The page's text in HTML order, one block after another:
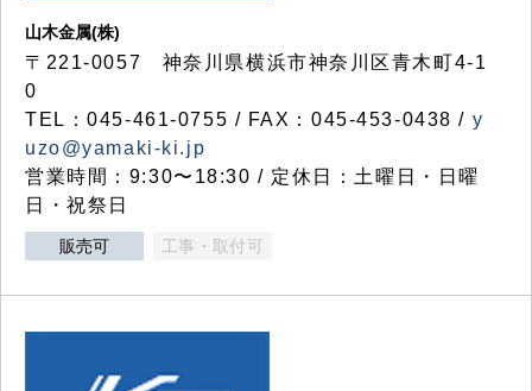
山木金属(株)
〒221-0057 神奈川県横浜市神奈川区青木町4-1
0
TEL：045-461-0755 / FAX：045-453-0438 / y
uzo@yamaki-ki.jp
営業時間：9:30〜18:30 / 定休日：土曜日・日曜
日・祝祭日
販売可 工事・取付可